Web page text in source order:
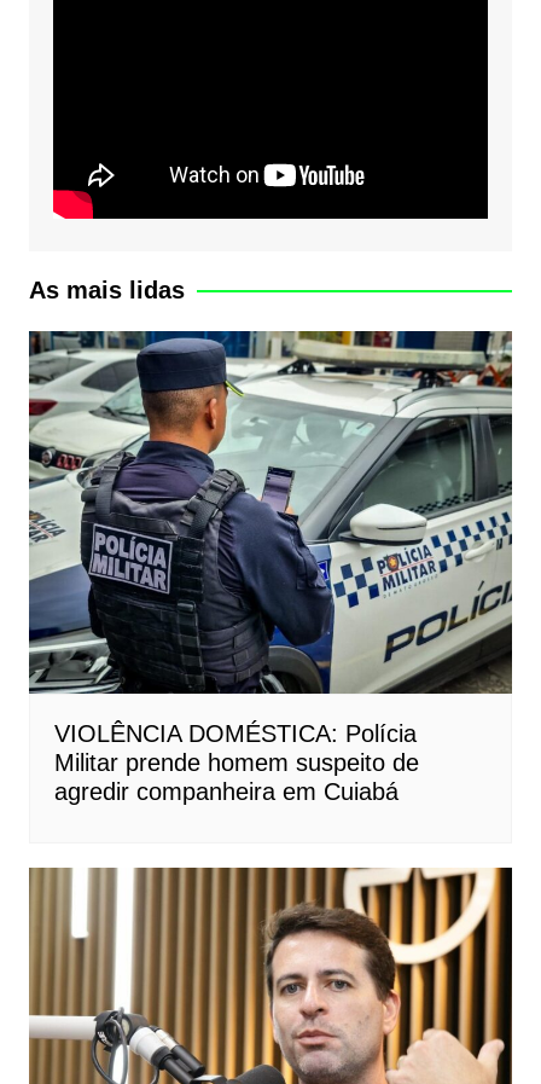
As mais lidas
VIOLÊNCIA DOMÉSTICA: Polícia
Militar prende homem suspeito de
agredir companheira em Cuiabá